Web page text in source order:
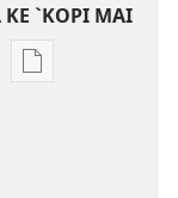
KE `KOPI MAI
Auala